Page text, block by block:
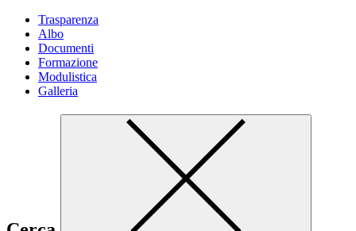
Trasparenza
Albo
Documenti
Formazione
Modulistica
Galleria